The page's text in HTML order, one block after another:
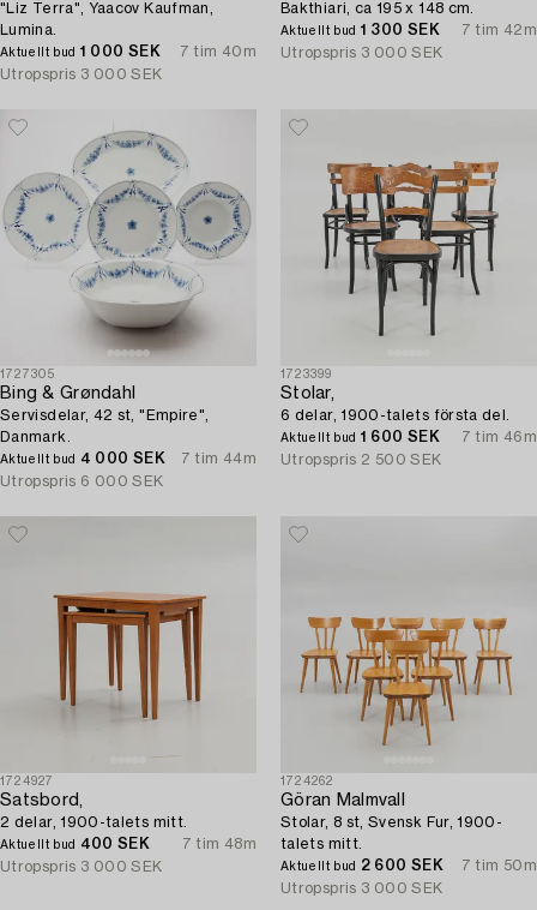
"Liz Terra", Yaacov Kaufman,
Lumina.
Aktuellt bud 1 000 SEK
7 tim 40m
Utropspris 3 000 SEK
Bakthiari, ca 195 x 148 cm.
Aktuellt bud 1 300 SEK
7 tim 42m
Utropspris 3 000 SEK
1727305
Bing & Grøndahl
Servisdelar, 42 st, "Empire",
Danmark.
Aktuellt bud 4 000 SEK
7 tim 44m
Utropspris 6 000 SEK
1723399
Stolar,
6 delar, 1900-talets första del.
Aktuellt bud 1 600 SEK
7 tim 46m
Utropspris 2 500 SEK
1724927
Satsbord,
2 delar, 1900-talets mitt.
Aktuellt bud 400 SEK
7 tim 48m
Utropspris 3 000 SEK
1724262
Göran Malmvall
Stolar, 8 st, Svensk Fur, 1900-
talets mitt.
Aktuellt bud 2 600 SEK
7 tim 50m
Utropspris 3 000 SEK